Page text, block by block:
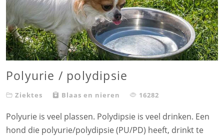
Polyurie / polydipsie
Ziektes Blaas en nieren 16282
Polyurie is veel plassen. Polydipsie is veel drinken. Een
hond die polyurie/polydipsie (PU/PD) heeft, drinkt te